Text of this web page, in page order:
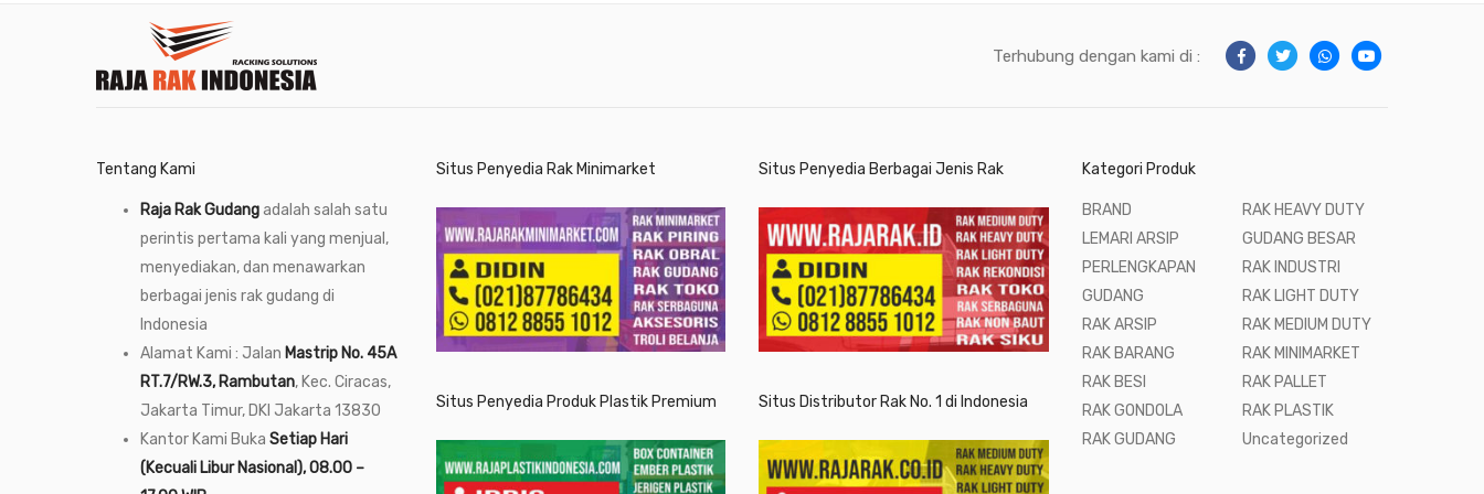
Terhubung dengan kami di :
Tentang Kami
Raja Rak Gudangadalah salah satu
perintis pertama kali yang menjual,
menyediakan, dan menawarkan
berbagai jenis rak gudang di
Indonesia
Alamat Kami : Jalan Mastrip No. 45A
RT.7/RW.3, Rambutan, Kec. Ciracas,
Jakarta Timur, DKI Jakarta 13830
Kantor Kami Buka Setiap Hari
(Kecuali Libur Nasional), 08.00 –
Situs Penyedia Rak Minimarket
Situs Penyedia Produk Plastik Premium
Situs Penyedia Berbagai Jenis Rak
Situs Distributor Rak No. 1 di Indonesia
Kategori Produk
BRAND
LEMARI ARSIP
PERLENGKAPAN
GUDANG
RAK ARSIP
RAK BARANG
RAK BESI
RAK GONDOLA
RAK GUDANG
RAK HEAVY DUTY
GUDANG BESAR
RAK INDUSTRI
RAK LIGHT DUTY
RAK MEDIUM DUTY
RAK MINIMARKET
RAK PALLET
RAK PLASTIK
Uncategorized